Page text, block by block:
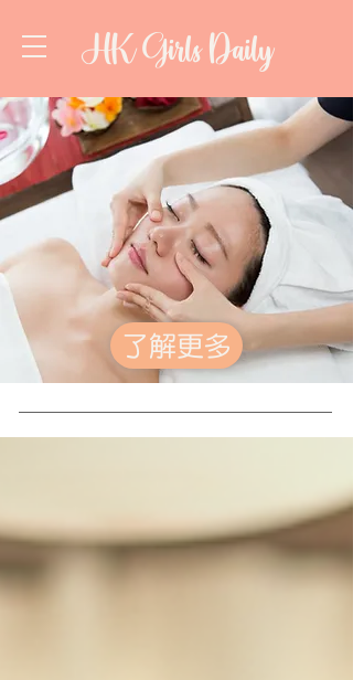
HK Girls Daily
了解更多